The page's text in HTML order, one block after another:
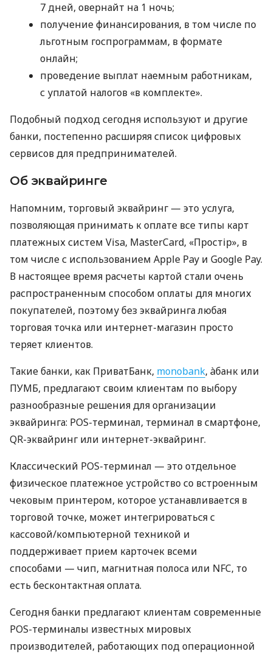
7 дней, овернайт на 1 ночь;
получение финансирования, в том числе по
льготным госпрограммам, в формате
онлайн;
проведение выплат наемным работникам,
с уплатой налогов «в комплекте».
Подобный подход сегодня используют и другие
банки, постепенно расширяя список цифровых
сервисов для предпринимателей.
Об эквайринге
Напомним, торговый эквайринг — это услуга,
позволяющая принимать к оплате все типы карт
платежных систем Visa, MasterCard, «Простір», в
том числе с использованием Apple Pay и Google Pay.
В настоящее время расчеты картой стали очень
распространенным способом оплаты для многих
покупателей, поэтому без эквайринга любая
торговая точка или интернет-магазин просто
теряет клиентов.
Такие банки, как ПриватБанк, monobank, àбанк или
ПУМБ, предлагают своим клиентам по выбору
разнообразные решения для организации
эквайринга: POS-терминал, терминал в смартфоне,
QR-эквайринг или интернет-эквайринг.
Классический POS-терминал — это отдельное
физическое платежное устройство со встроенным
чековым принтером, которое устанавливается в
торговой точке, может интегрироваться с
кассовой/компьютерной техникой и
поддерживает прием карточек всеми
способами — чип, магнитная полоса или NFC, то
есть бесконтактная оплата.
Сегодня банки предлагают клиентам современные
POS-терминалы известных мировых
производителей, работающих под операционной